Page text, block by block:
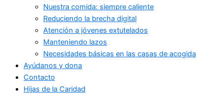
Nuestra comida: siempre caliente
Reduciendo la brecha digital
Atención a jóvenes extutelados
Manteniendo lazos
Necesidades básicas en las casas de acogida
Ayúdanos y dona
Contacto
Hijas de la Caridad